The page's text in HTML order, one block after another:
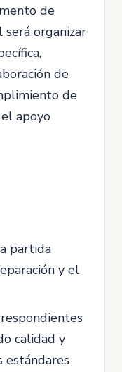
de
será organizar
de
de
apoyo
partida
y el
calidad y
estándares